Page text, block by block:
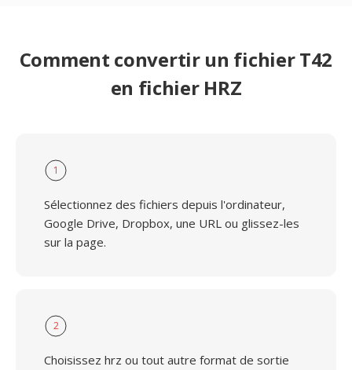
Comment convertir un fichier T42
en fichier HRZ
1
Sélectionnez des fichiers depuis l'ordinateur,
Google Drive, Dropbox, une URL ou glissez-les
sur la page.
2
Choisissez hrz ou tout autre format de sortie